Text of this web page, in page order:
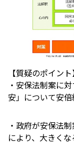
【質疑のポイント
・安保法制案に
安」について安倍
・政府が安保法
により、大きくな